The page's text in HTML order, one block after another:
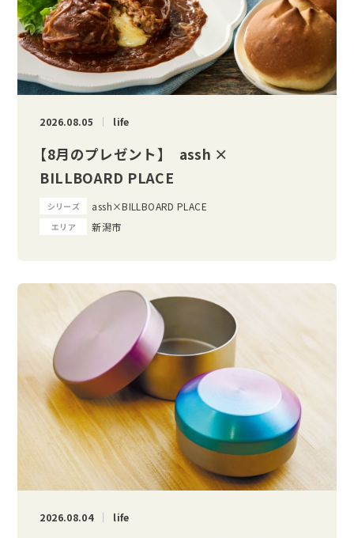
2026.08.05 life
【8月のプレゼント】 assh ×
BILLBOARD PLACE
シリーズ assh×BILLBOARD PLACE
エリア 新潟市
2026.08.04 life